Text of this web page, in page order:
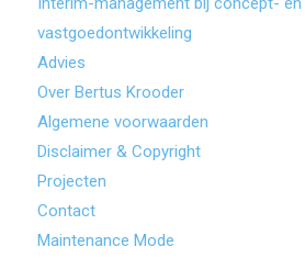
vastgoedontwikkeling
Advies
Over Bertus Krooder
Algemene voorwaarden
Disclaimer & Copyright
Projecten
Contact
Maintenance Mode